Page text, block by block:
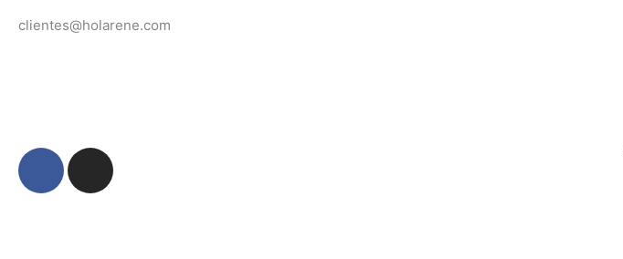
clientes@holarene.com
F
I